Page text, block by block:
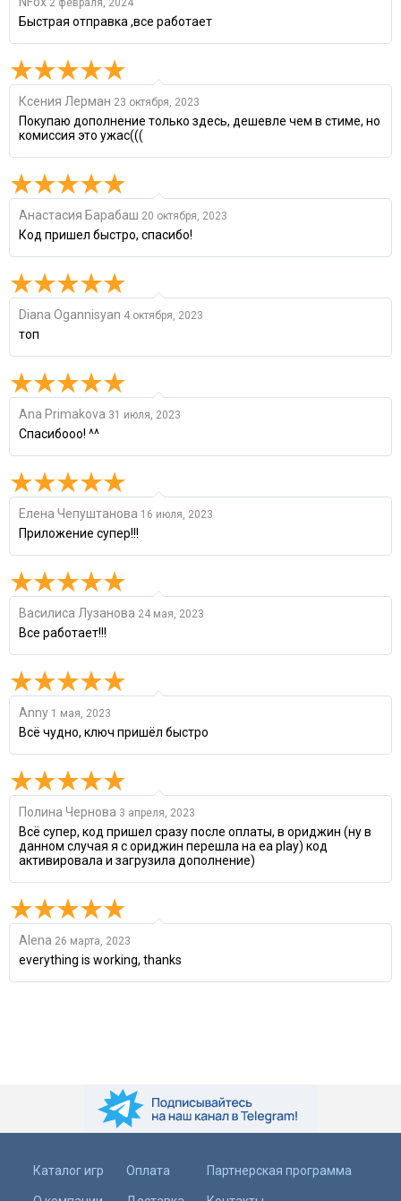
2 февраля, 2024
Быстрая отправка ,все работает
Ксения Лерман 23 октября, 2023
Покупаю дополнение только здесь, дешевле чем в стиме, но
комиссия это ужас(((
Анастасия Барабаш 20 октября, 2023
Код пришел быстро, спасибо!
Diana Ogannisyan 4 октября, 2023
топ
Ana Primakova 31 июля, 2023
Спасибооо! ^^
Елена Чепуштанова 16 июля, 2023
Приложение супер!!!
Василиса Лузанова 24 мая, 2023
Все работает!!!
Anny 1 мая, 2023
Всё чудно, ключ пришёл быстро
Полина Чернова 3 апреля, 2023
Всё супер, код пришел сразу после оплаты, в ориджин (ну в
данном случая я с ориджин перешла на ea play) код
активировала и загрузила дополнение)
Alena 26 марта, 2023
everything is working, thanks
Каталог игр Оплата Партнерская программа